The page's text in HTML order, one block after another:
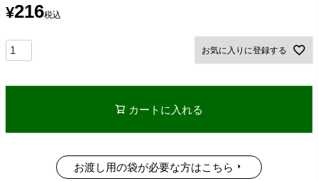
¥216税込
お気に入りに登録する
カートに入れる
お渡し用の袋が必要な方はこちら